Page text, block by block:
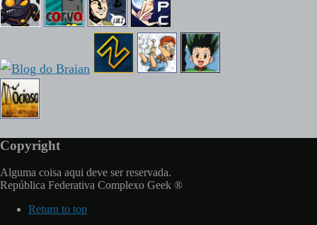
Copyright
Alguma coisa aqui deve ser reservada.
República Federativa Complexo Geek ®
Return to top